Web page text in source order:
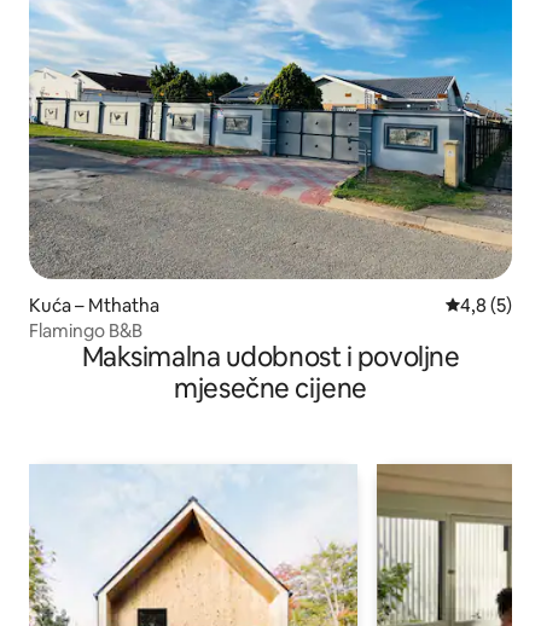
Kuća – Mthatha Prosječna
4,8 (5)
Flamingo B&B
Maksimalna udobnost i povoljne
mjesečne cijene